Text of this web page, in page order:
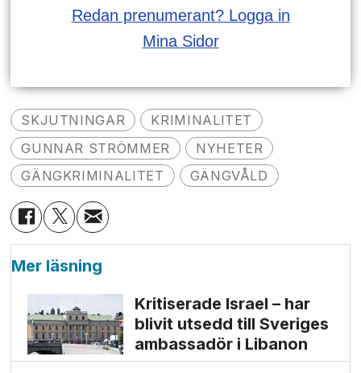
Redan prenumerant? Logga in
Mina Sidor
SKJUTNINGAR
KRIMINALITET
GUNNAR STRÖMMER
NYHETER
GÄNGKRIMINALITET
GÄNGVÅLD
Mer läsning
Kritiserade Israel – har
blivit utsedd till Sveriges
ambassadör i Libanon